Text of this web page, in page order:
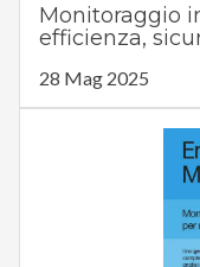
Monitoraggio
efficienza,
28 Mag 2025